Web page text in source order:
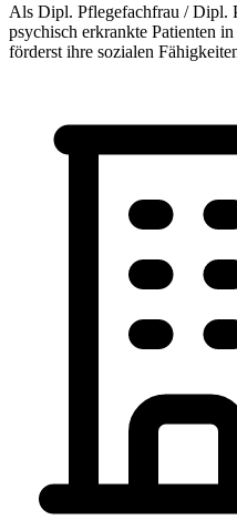
Als Dipl. Pflegefachfrau / Dipl.
psychisch erkrankte Patienten
förderst ihre sozialen